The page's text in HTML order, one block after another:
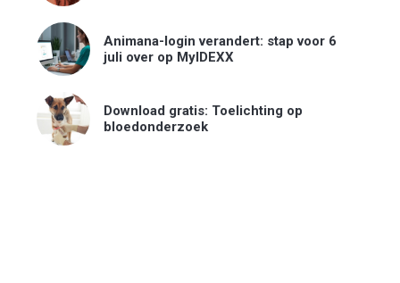
Animana-login verandert: stap voor 6
juli over op MyIDEXX
Download gratis: Toelichting op
bloedonderzoek